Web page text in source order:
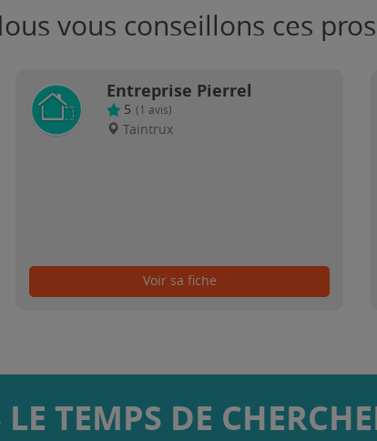
vous conseillons ces pros
Entreprise Pierrel
5 (1 avis)
Taintrux
Voir sa fiche
LE TEMPS DE